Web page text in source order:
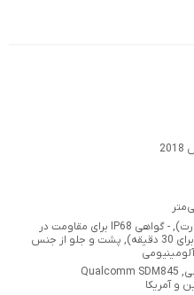
- سامسونگ پی (Visa، مسترکارت), - گواهی IP68 برای مقاومت در
برابر آب و گردوغبار (تا 1.5 متر برای 30 دقیقه), پشت و جلو از جنس
Exynos 9810 Octa مدل جهانی, Qualcomm SDM845